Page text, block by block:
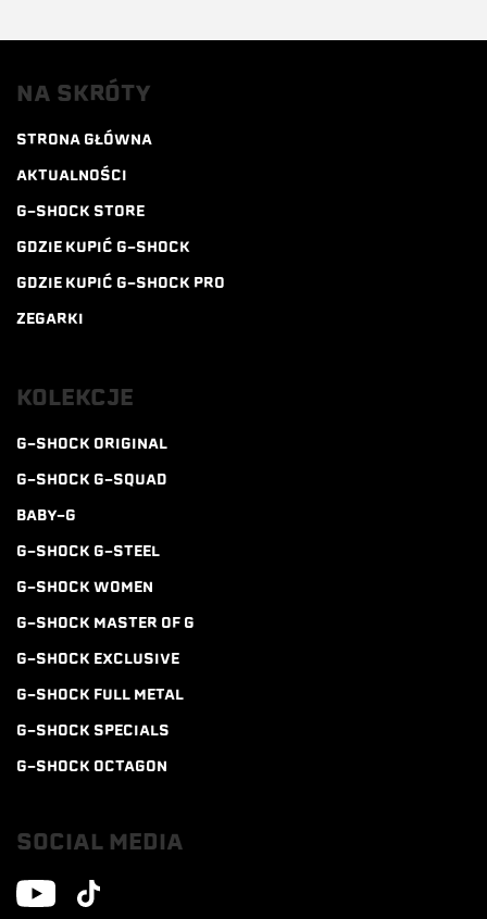
NA SKRÓTY
STRONA GŁÓWNA
AKTUALNOŚCI
G-SHOCK STORE
GDZIE KUPIĆ G-SHOCK
GDZIE KUPIĆ G-SHOCK PRO
ZEGARKI
KOLEKCJE
G-SHOCK ORIGINAL
G-SHOCK G-SQUAD
BABY-G
G-SHOCK G-STEEL
G-SHOCK WOMEN
G-SHOCK MASTER OF G
G-SHOCK EXCLUSIVE
G-SHOCK FULL METAL
G-SHOCK SPECIALS
G-SHOCK OCTAGON
SOCIAL MEDIA